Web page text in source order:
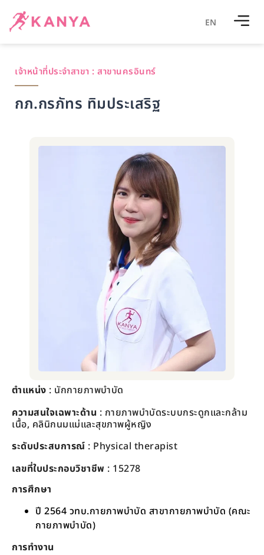
EN
เจ้าหน้าที่ประจำสาขา : สาขานครอินทร์
กภ.กรภัทร ทิมประเสริฐ
ตำแหน่ง : นักกายภาพบำบัด
ความสนใจเฉพาะด้าน : กายภาพบำบัดระบบกระดูกและกล้าม
เนื้อ, คลินิกนมแม่และสุขภาพผู้หญิง
ระดับประสบการณ์ : Physical therapist
เลขที่ใบประกอบวิชาชีพ : 15278
การศึกษา
ปี 2564 วทบ.กายภาพบำบัด สาขากายภาพบำบัด (คณะ
กายภาพบำบัด)
การทำงาน